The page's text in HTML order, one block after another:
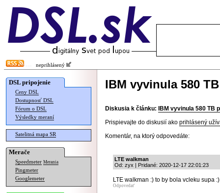
neprihlásený
DSL pripojenie
Ceny DSL
Dostupnosť DSL
Fórum o DSL
Výsledky meraní
Satelitná mapa SR
Merače
Speedmeter Merania
Pingmeter
Googlemeter
IBM vyvinula 580
Diskusia k článku:
IBM vyvinula 580 TB
Prispievajte do diskusií ako prihlásený
Komentár, na ktorý odpovedáte:
LTE walkman
Od: zyx | Pridané: 2020-12-17 22:01:23
LTE walkman :) to by bola vcleku supa :)
Odpovedať